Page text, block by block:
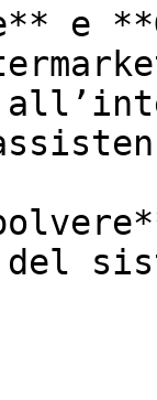
e
del